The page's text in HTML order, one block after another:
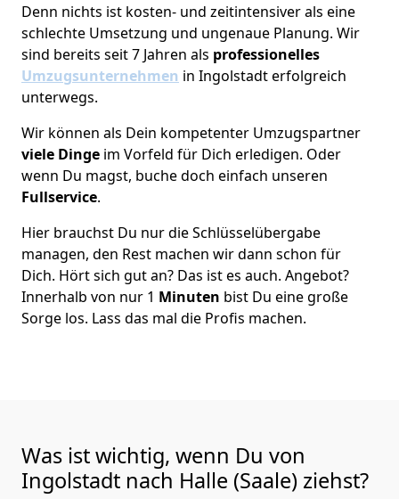
Denn nichts ist kosten- und zeitintensiver als eine
schlechte Umsetzung und ungenaue Planung. Wir
sind bereits seit 7 Jahren als professionelles
Umzugsunternehmen in Ingolstadt erfolgreich
unterwegs.
Wir können als Dein kompetenter Umzugspartner
viele Dinge im Vorfeld für Dich erledigen. Oder
wenn Du magst, buche doch einfach unseren
Fullservice.
Hier brauchst Du nur die Schlüsselübergabe
managen, den Rest machen wir dann schon für
Dich. Hört sich gut an? Das ist es auch. Angebot?
Innerhalb von nur 1 Minuten bist Du eine große
Sorge los. Lass das mal die Profis machen.
Was ist wichtig, wenn Du von
Ingolstadt nach Halle (Saale) ziehst?